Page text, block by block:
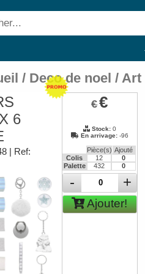
/ Deco de noel /
6
| Ref:
€€
Stock:0
En arrivage:-96
Pièce(s) Ajouté
Colis
12
0
Palette
432 0
- +
Ajouter!